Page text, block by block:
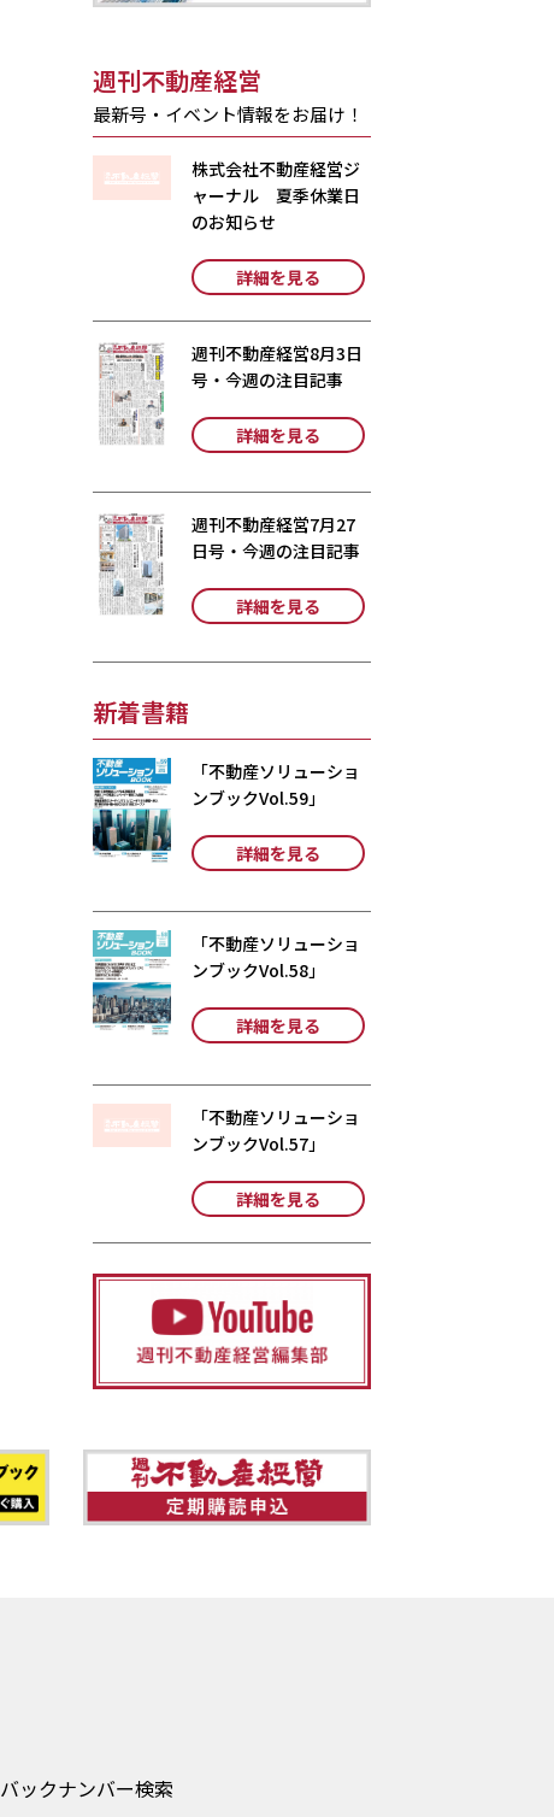
週刊不動産経営
最新号・イベント情報をお届け！
株式会社不動産経営ジ
ャーナル 夏季休業日
のお知らせ
詳細を見る
週刊不動産経営8月3日
号・今週の注目記事
詳細を見る
週刊不動産経営7月27
日号・今週の注目記事
詳細を見る
新着書籍
「不動産ソリューショ
ンブックVol.59」
詳細を見る
「不動産ソリューショ
ンブックVol.58」
詳細を見る
「不動産ソリューショ
ンブックVol.57」
詳細を見る
バックナンバー検索